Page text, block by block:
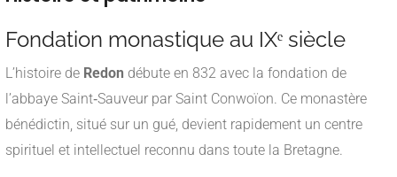
Fondation monastique au IXᵉ siècle
L’histoire de Redon débute en 832 avec la fondation de
l’abbaye Saint‑Sauveur par Saint Conwoïon. Ce monastère
bénédictin, situé sur un gué, devient rapidement un centre
spirituel et intellectuel reconnu dans toute la Bretagne.